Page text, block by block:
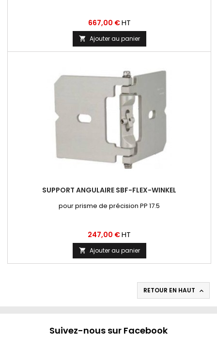
Prix
667,00 €HT
 Ajouter au panier
SUPPORT ANGULAIRE SBF-FLEX-WINKEL
pour prisme de précision PP 17.5
Prix
247,00 €HT
 Ajouter au panier
RETOUR EN HAUT 
Suivez-nous sur Facebook